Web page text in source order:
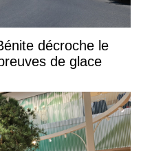
décroche le
de glace